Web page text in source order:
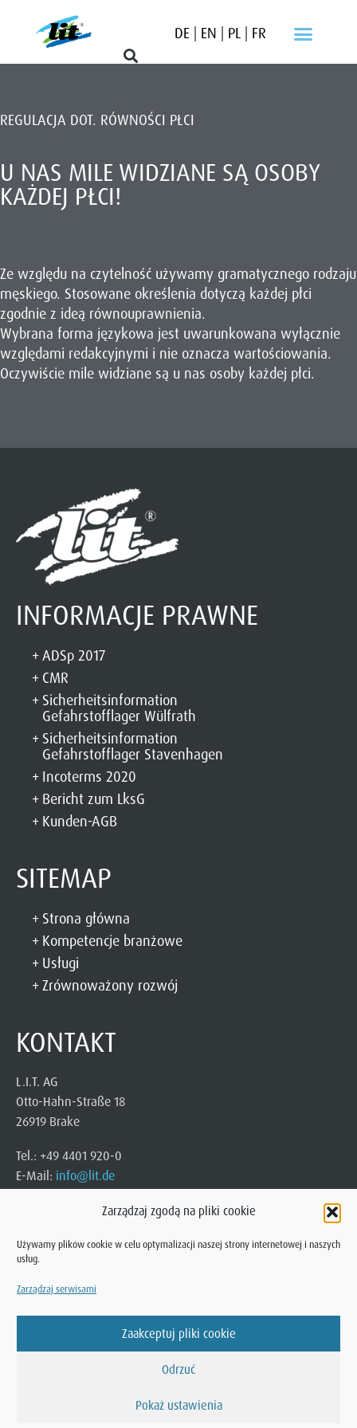
Zarządzaj zgodą na pliki cookie
Używamy plików cookie w celu optymalizacji naszej strony internetowej i naszych
usług.
Zarządzaj serwisami
Zaakceptuj pliki cookie
Odrzuć
Pokaż ustawienia
DE| EN PL| FR
REGULACJA DOT. RÓWNOŚCI PŁCI
U NAS MILE WIDZIANE SĄ OSOBY
KAŻDEJ PŁCI!
Ze względu na czytelność używamy gramatycznego rodzaju
męskiego. Stosowane określenia dotyczą każdej płci
zgodnie z ideą równouprawnienia.
Wybrana forma językowa jest uwarunkowana wyłącznie
względami redakcyjnymi i nie oznacza wartościowania.
Oczywiście mile widziane są u nas osoby każdej płci.
INFORMACJE PRAWNE
ADSp 2017
CMR
Sicherheitsinformation
Gefahrstofflager Wülfrath
Sicherheitsinformation
Gefahrstofflager Stavenhagen
Incoterms 2020
Bericht zum LksG
Kunden-AGB
SITEMAP
Strona główna
Kompetencje branżowe
Usługi
Zrównoważony rozwój
KONTAKT
L.I.T. AG
Otto-Hahn-Straße 18
26919 Brake
Tel.: +49 4401 920-0
E-Mail: info@lit.de
© 2025 L.I.T. AG
Otto-Hahn-Straße 18 · 26919 Brake
Regulacja dot. Równości płci|Zarządzaj zgodą